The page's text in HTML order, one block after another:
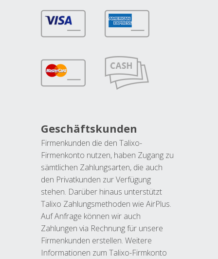
Geschäftskunden
Firmenkunden die den Talixo-
Firmenkonto nutzen, haben Zugang zu
sämtlichen Zahlungsarten, die auch
den Privatkunden zur Verfügung
stehen. Darüber hinaus unterstützt
Talixo Zahlungsmethoden wie AirPlus.
Auf Anfrage können wir auch
Zahlungen via Rechnung für unsere
Firmenkunden erstellen. Weitere
Informationen zum Talixo-Firmkonto